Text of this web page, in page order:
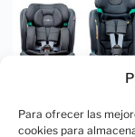
Para ofrecer las
cookies para